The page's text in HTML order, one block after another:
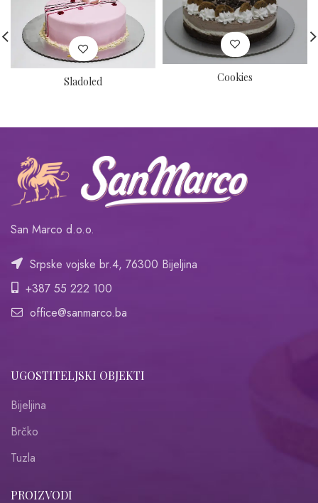
Sladoled Cookies
San Marco d.o.o.
Srpske vojske br.4, 76300 Bijeljina
+387 55 222 100
office@sanmarco.ba
UGOSTITELJSKI OBJEKTI
Bijeljina
Brčko
Tuzla
PROIZVODI